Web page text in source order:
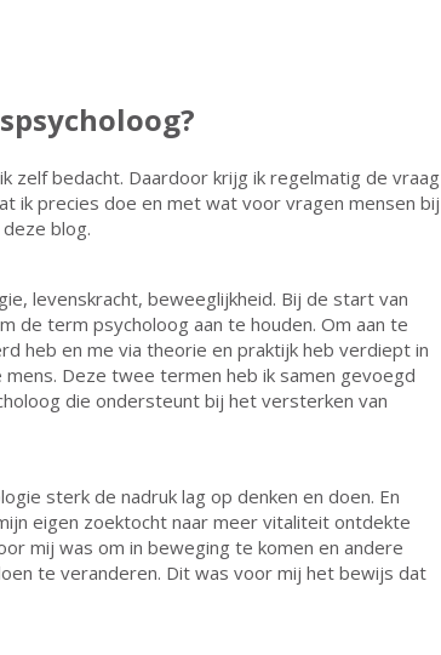
zelf bedacht. Daardoor krijg ik regelmatig de vraag
ik precies doe en met wat voor vragen mensen bij
blog.
levenskracht, beweeglijkheid. Bij de start van
de term psycholoog aan te houden. Om aan te
heb en me via theorie en praktijk heb verdiept in
Deze twee termen heb ik samen gevoegd
die ondersteunt bij het versterken van
sterk de nadruk lag op denken en doen. En
eigen zoektocht naar meer vitaliteit ontdekte
mij was om in beweging te komen en andere
te veranderen. Dit was voor mij het bewijs dat